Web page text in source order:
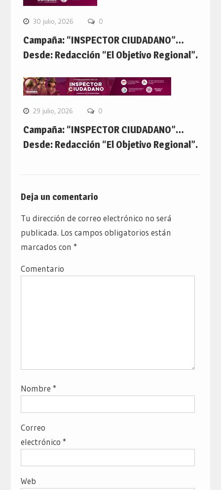
30 julio, 2026 0
Campaña: “INSPECTOR CIUDADANO”…
Desde: Redacción “El Objetivo Regional”.
29 julio, 2026 0
Campaña: “INSPECTOR CIUDADANO”…
Desde: Redacción “El Objetivo Regional”.
Deja un comentario
Tu dirección de correo electrónico no será
publicada. Los campos obligatorios están
marcados con *
Comentario
Nombre *
Correo
electrónico *
Web